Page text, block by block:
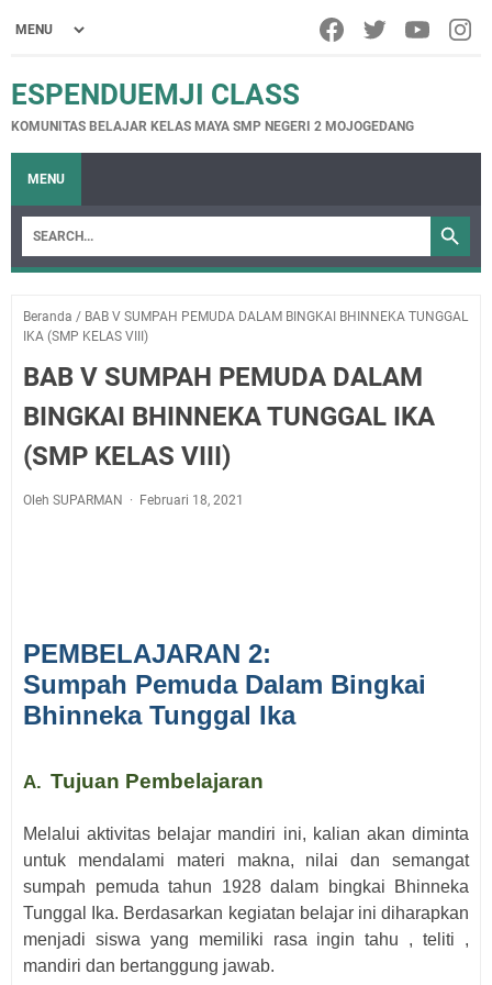
ESPENDUEMJI CLASS
KOMUNITAS BELAJAR KELAS MAYA SMP NEGERI 2 MOJOGEDANG
MENU
Beranda / BAB V SUMPAH PEMUDA DALAM BINGKAI BHINNEKA TUNGGAL
IKA (SMP KELAS VIII)
BAB V SUMPAH PEMUDA DALAM
BINGKAI BHINNEKA TUNGGAL IKA
(SMP KELAS VIII)
Oleh SUPARMAN Februari 18, 2021
PEMBELAJARAN 2:
Sumpah Pemuda Dalam Bingkai
Bhinneka Tunggal Ika
A. Tujuan Pembelajaran
Melalui aktivitas belajar mandiri ini, kalian akan diminta
untuk mendalami materi makna, nilai dan semangat
sumpah pemuda tahun 1928 dalam bingkai Bhinneka
Tunggal Ika. Berdasarkan kegiatan belajar ini diharapkan
menjadi siswa yang memiliki rasa ingin tahu , teliti ,
mandiri dan bertanggung jawab.